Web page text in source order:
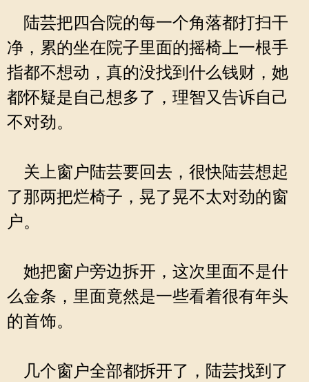
陆芸把四合院的每一个角落都打扫干
净，累的坐在院子里面的摇椅上一根手
指都不想动，真的没找到什么钱财，她
都怀疑是自己想多了，理智又告诉自己
不对劲。
关上窗户陆芸要回去，很快陆芸想起
了那两把烂椅子，晃了晃不太对劲的窗
户。
她把窗户旁边拆开，这次里面不是什
么金条，里面竟然是一些看着很有年头
的首饰。
几个窗户全部都拆开了，陆芸找到了